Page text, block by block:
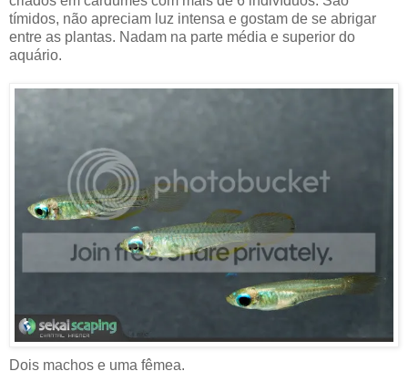
tímidos, não apreciam luz intensa e gostam de se abrigar
entre as plantas. Nadam na parte média e superior do
aquário.
Dois machos e uma fêmea.